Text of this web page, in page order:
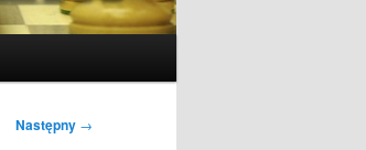
Następny →